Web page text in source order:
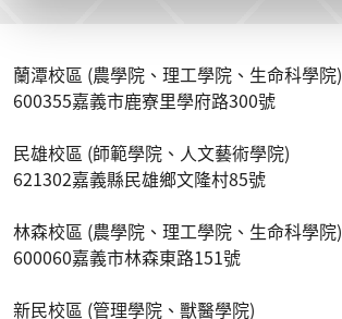
蘭潭校區 (農學院、理工學院、生命科學院)
600355嘉義市鹿寮里學府路300號
民雄校區 (師範學院、人文藝術學院)
621302嘉義縣民雄鄉文隆村85號
林森校區 (農學院、理工學院、生命科學院)
600060嘉義市林森東路151號
新民校區 (管理學院、獸醫學院)